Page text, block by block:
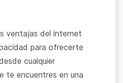
ventajas del internet
para ofrecerte
cualquier
te encuentres en una